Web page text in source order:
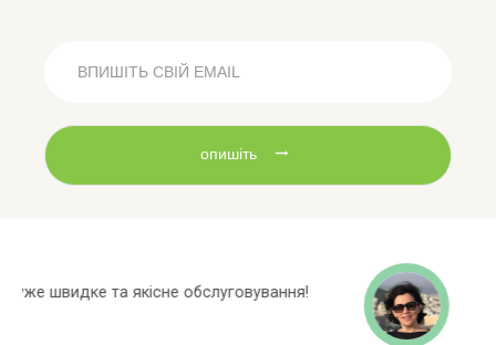
опишіть
Широкий асортиментний ряд, багато